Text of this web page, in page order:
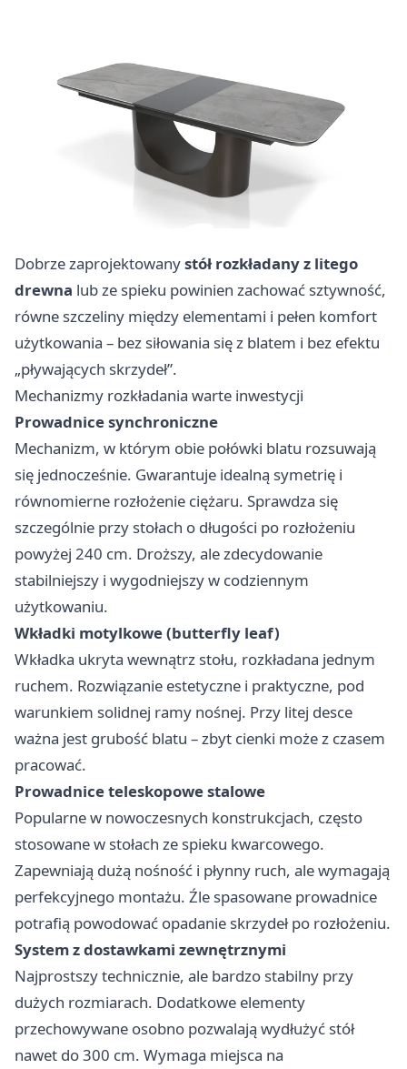
Dobrze zaprojektowanystół rozkładany z litego
drewna lub ze spieku powinien zachować sztywność,
równe szczeliny między elementami i pełen komfort
użytkowania – bez siłowania się z blatem i bez efektu
„pływających skrzydeł”.
Mechanizmy rozkładania warte inwestycji
Prowadnice synchroniczne
Mechanizm, w którym obie połówki blatu rozsuwają
się jednocześnie. Gwarantuje idealną symetrię i
równomierne rozłożenie ciężaru. Sprawdza się
szczególnie przy stołach o długości po rozłożeniu
powyżej 240 cm. Droższy, ale zdecydowanie
stabilniejszy i wygodniejszy w codziennym
użytkowaniu.
Wkładki motylkowe (butterfly leaf)
Wkładka ukryta wewnątrz stołu, rozkładana jednym
ruchem. Rozwiązanie estetyczne i praktyczne, pod
warunkiem solidnej ramy nośnej. Przy litej desce
ważna jest grubość blatu – zbyt cienki może z czasem
pracować.
Prowadnice teleskopowe stalowe
Popularne w nowoczesnych konstrukcjach, często
stosowane w stołach ze spieku kwarcowego.
Zapewniają dużą nośność i płynny ruch, ale wymagają
perfekcyjnego montażu. Źle spasowane prowadnice
potrafią powodować opadanie skrzydeł po rozłożeniu.
System z dostawkami zewnętrznymi
Najprostszy technicznie, ale bardzo stabilny przy
dużych rozmiarach. Dodatkowe elementy
przechowywane osobno pozwalają wydłużyć stół
nawet do 300 cm. Wymaga miejsca na